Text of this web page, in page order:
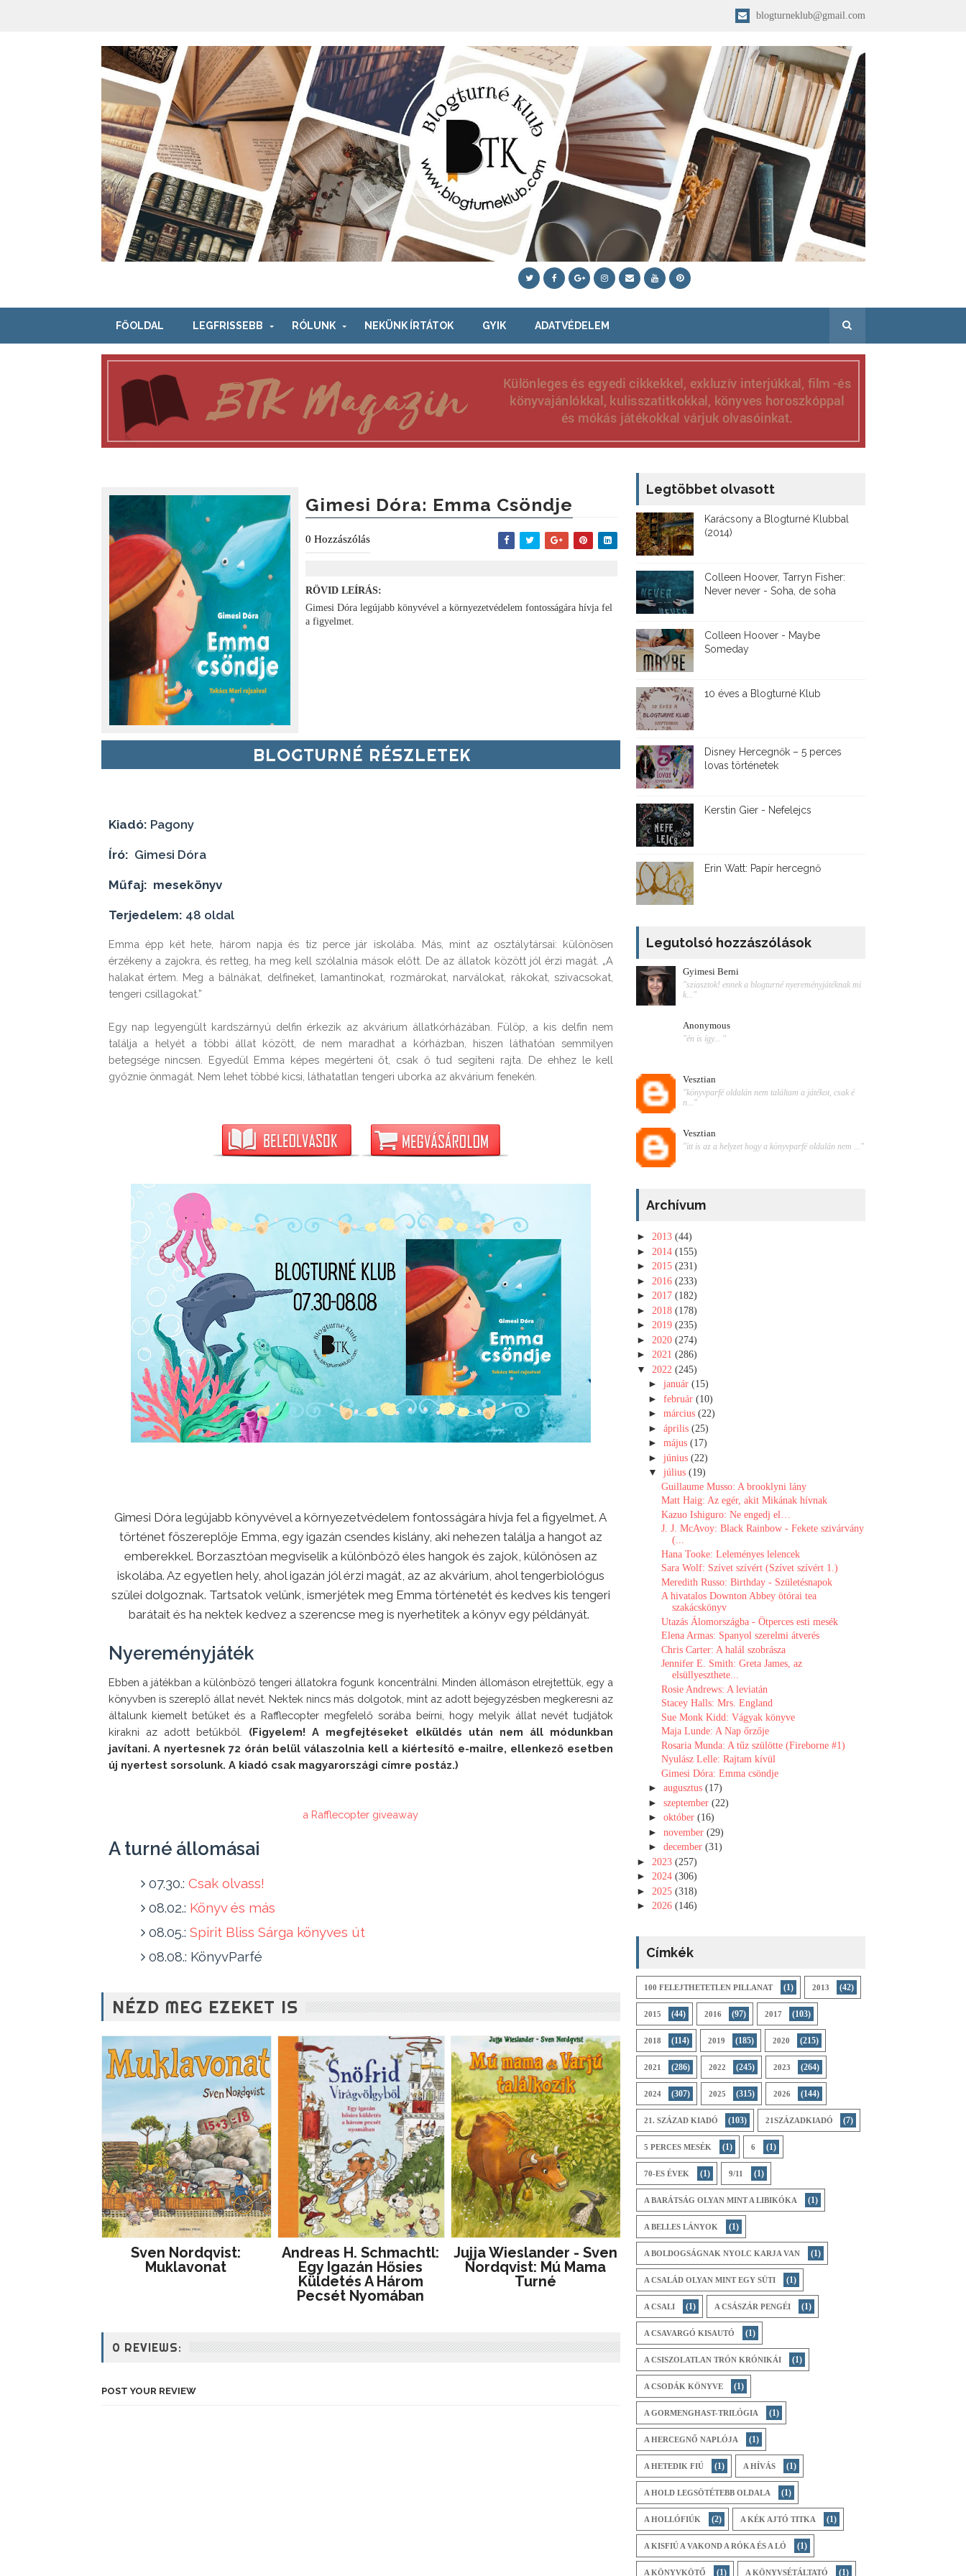
blogturneklub@gmail.com
FŐOLDAL LEGFRISSEBB RÓLUNK NEKÜNK ÍRTÁTOK GYIK ADATVÉDELEM
Gimesi Dóra: Emma ​csöndje
0 Hozzászólás
RÖVID LEÍRÁS:
Gimesi Dóra legújabb könyvével a környezetvédelem fontosságára hívja fel
a figyelmet.
BLOGTURNÉ RÉSZLETEK
Kiadó: Pagony
Író: Gimesi Dóra
Műfaj: mesekönyv
Terjedelem: 48 oldal
Emma épp két hete, három napja és tíz perce jár iskolába. Más, mint az osztálytársai: különösen
érzékeny a zajokra, és retteg, ha meg kell szólalnia mások előtt. De az állatok között jól érzi magát. „A
halakat értem. Meg a bálnákat, delfineket, lamantinokat, rozmárokat, narválokat, rákokat, szivacsokat,
tengeri csillagokat.”
Egy nap legyengült kardszárnyú delfin érkezik az akvárium állatkórházában. Fülöp, a kis delfin nem
találja a helyét a többi állat között, de nem maradhat a kórházban, hiszen láthatóan semmilyen
betegsége nincsen. Egyedül Emma képes megérteni őt, csak ő tud segíteni rajta. De ehhez le kell
Gimesi Dóra legújabb könyvével a környezetvédelem fontosságára hívja fel a figyelmet. A
történet főszereplője Emma, egy igazán csendes kislány, aki nehezen találja a hangot az
emberekkel. Borzasztóan megviselik a különböző éles hangok és zajok, különösen az
iskolába. Az egyetlen hely, ahol igazán jól érzi magát, az az akvárium, ahol tengerbiológus
szülei dolgoznak. Tartsatok velünk, ismerjétek meg Emma történetét és kedves kis tengeri
barátait és ha nektek kedvez a szerencse meg is nyerhetitek a könyv egy példányát.
Nyereményjáték
Ebben a játékban a különböző tengeri állatokra fogunk koncentrálni. Minden állomáson elrejtettük, egy a
könyvben is szereplő állat nevét. Nektek nincs más dolgotok, mint az adott bejegyzésben megkeresni az
általunk kiemelt betűket és a Rafflecopter megfelelő sorába beírni, hogy melyik állat nevét tudjátok
kirakni az adott betűkből.
(Figyelem! A megfejtéseket elküldés után nem áll módunkban
javítani. A nyertesnek 72 órán belül válaszolnia kell a kiértesítő e-mailre, ellenkező esetben
a Rafflecopter giveaway
A turné állomásai
07.30.: Csak olvass!
08.02.: Könyv és más
08.05.: Spirit Bliss Sárga könyves út
08.08.: KönyvParfé
NÉZD MEG EZEKET IS
Sven Nordqvist:
Muklavonat
Andreas H. Schmachtl:
Egy Igazán Hősies
Küldetés A Három
Pecsét Nyomában
Jujja Wieslander - Sven
Nordqvist: Mú Mama
Turné
0 REVIEWS:
POST YOUR REVIEW
Legtöbbet olvasott
Karácsony a Blogturné Klubbal
(2014)
Colleen Hoover, Tarryn Fisher:
Never never - Soha, de soha
Colleen Hoover - Maybe
Someday
10 éves a Blogturné Klub
Disney ​Hercegnők – 5 perces
lovas történetek
Kerstin Gier - Nefelejcs
Erin Watt: Papír hercegnő
Legutolsó hozzászólások
Gyimesi Berni
"sziasztok! ennek a blogturné nyereményjátéknak mi
k..."
Anonymous
"én is így... "
Vesztian
"könyvparfé oldalán nem találtam a játékot, csak é
n..."
Vesztian
"itt is az a helyzet hogy a könyvparfé oldalán nem ..."
Archívum
► 2013 (44)
► 2014 (155)
► 2015 (231)
► 2016 (233)
► 2017 (182)
► 2018 (178)
► 2019 (235)
► 2020 (274)
► 2021 (286)
▼ 2022 (245)
►január(15)
►február(10)
►március(22)
►április(25)
►május(17)
►június(22)
▼ július(19)
Guillaume Musso: A brooklyni lány
Matt Haig: Az egér, akit Mikának hívnak
Kazuo Ishiguro: Ne engedj el…
J. J. McAvoy: Black ​Rainbow - Fekete szivárvány
(...
Hana Tooke: Leleményes lelencek
Sara Wolf: Szívet ​szívért (Szívet szívért 1.)
Meredith Russo: Birthday - Születésnapok
A ​hivatalos Downton Abbey ötórai tea
szakácskönyv
Utazás Álomországba - Ötperces esti mesék
Elena Armas: Spanyol szerelmi átverés
Chris Carter: A halál szobrásza
Jennifer E. Smith: Greta James, az
elsüllyeszthete...
Rosie Andrews: A leviatán
Stacey Halls: Mrs. England
Sue Monk Kidd: Vágyak könyve
Maja Lunde: A ​Nap őrzője
Rosaria Munda: A tűz szülötte (Fireborne #1)
Nyulász Lelle: Rajtam kívül
Gimesi Dóra: Emma ​csöndje
►augusztus(17)
►szeptember(22)
►október(16)
►november(29)
►december(31)
► 2023 (257)
► 2024 (306)
► 2025 (318)
► 2026 (146)
Címkék
100 FELEJTHETETLEN PILLANAT (1) 2013 (42)
2015 (44) 2016 (97) 2017 (103)
2018 (114) 2019 (185) 2020 (215)
2021 (286) 2022 (245) 2023 (264)
2024 (307) 2025 (315) 2026 (144)
21. SZÁZAD KIADÓ (103) 21SZÁZADKIADÓ (7)
5 PERCES MESÉK (1) 6 (1)
70-ES ÉVEK (1) 9/11 (1)
A BARÁTSÁG OLYAN MINT A LIBIKÓKA (1)
A BELLES LÁNYOK (1)
A BOLDOGSÁGNAK NYOLC KARJA VAN (1)
A CSALÁD OLYAN MINT EGY SÜTI (1)
A CSALI (1) A CSÁSZÁR PENGÉI (1)
A CSAVARGÓ KISAUTÓ (1)
A CSISZOLATLAN TRÓN KRÓNIKÁI (1)
A CSODÁK KÖNYVE (1)
A GORMENGHAST-TRILÓGIA (1)
A HERCEGNŐ NAPLÓJA (1)
A HETEDIK FIÚ (1) A HÍVÁS (1)
A HOLD LEGSÖTÉTEBB OLDALA (1)
A HOLLÓFIÚK (2) A KÉK AJTÓ TITKA (1)
A KISFIÚ A VAKOND A RÓKA ÉS A LÓ (1)
A KÖNYVKÖTŐ (1) A KÖNYVSÉTÁLTATÓ (1)